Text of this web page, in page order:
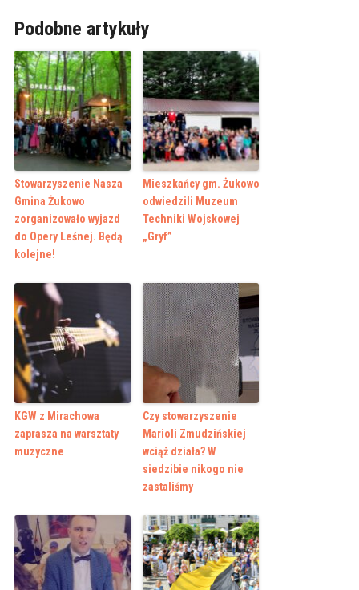
Podobne artykuły
Stowarzyszenie Nasza
Gmina Żukowo
zorganizowało wyjazd
do Opery Leśnej. Będą
kolejne!
Mieszkańcy gm. Żukowo
odwiedzili Muzeum
Techniki Wojskowej
„Gryf”
KGW z Mirachowa
zaprasza na warsztaty
muzyczne
Czy stowarzyszenie
Marioli Zmudzińskiej
wciąż działa? W
siedzibie nikogo nie
zastaliśmy